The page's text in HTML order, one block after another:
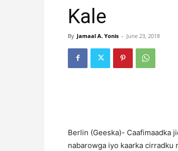
Kale
By Jamaal A. Yonis - June 23, 2018
Berlin (Geeska)- Caafimaadka
nabarowga iyo kaarka cirradku